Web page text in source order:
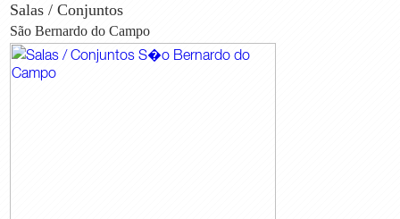
Industrial
Comercial
Tipo
Salas / Conjuntos
São Bernardo do Campo